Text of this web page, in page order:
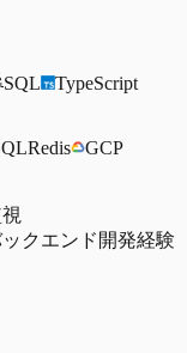
SQL TypeScript
Redis GCP
クエンド開発経験